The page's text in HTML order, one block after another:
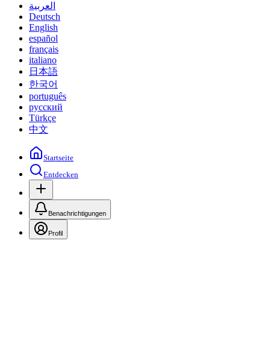
العربية
Deutsch
English
español
français
italiano
日本語
한국어
português
русский
Türkçe
中文
Startseite
Entdecken
Benachrichtigungen
Profil